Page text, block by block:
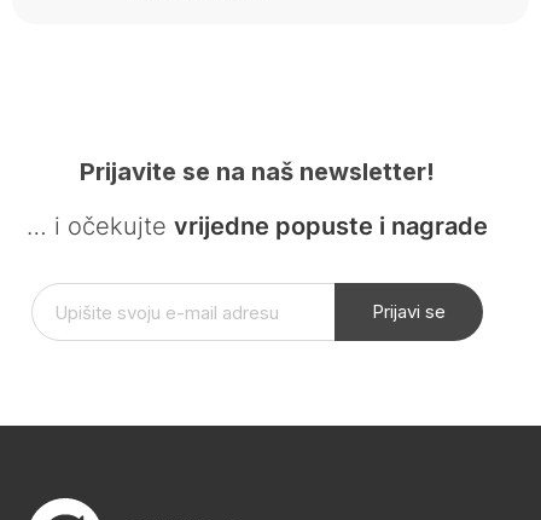
Prijavite se na naš newsletter!
… i očekujte vrijedne popuste i nagrade
Prijavi se